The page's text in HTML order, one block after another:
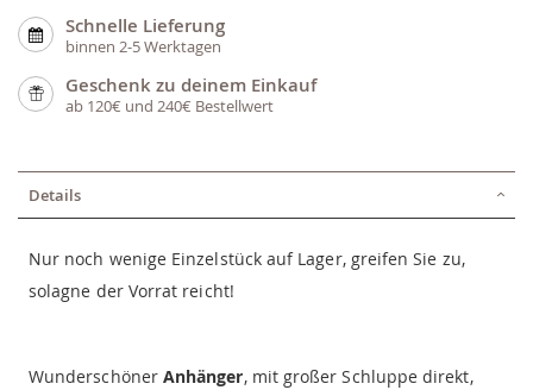
Schnelle Lieferung
binnen 2-5 Werktagen
Geschenk zu deinem Einkauf
ab 120€ und 240€ Bestellwert
Details
Nur noch wenige Einzelstück auf Lager, greifen Sie zu,
solagne der Vorrat reicht!
Wunderschöner Anhänger, mit großer Schluppe direkt,